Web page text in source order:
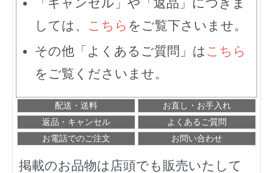
しては、 こちら をご覧下さいませ。
その他「よくあるご質問」は こちら
をご覧くださいませ。
配送・送料
お直し・お手入れ
返品・キャンセル
よくあるご質問
お電話でのご注文
お問い合わせ
掲載のお品物は店頭でも販売いたして